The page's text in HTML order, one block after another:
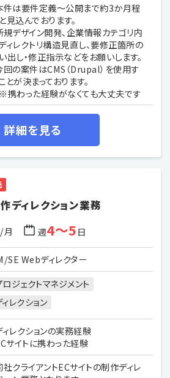
件は要件定義～公開まで約3か月程
見込んでおります。
規デザイン開発、企業情報カテゴリ内
ィレクトリ構造見直し、要修正箇所の
出し・修正指示などをお願いします。
回の案件はCMS（Drupal）を使用す
とが決まっております。
わった経験がなくても大丈夫です
詳細を見る
作ディレクション業務
週4〜5日
SE Webディレクター
ロジェクトマネジメント
ィレクション
ィレクションの実務経験
サイトに携わった経験
社クライアントECサイトの制作ディレ